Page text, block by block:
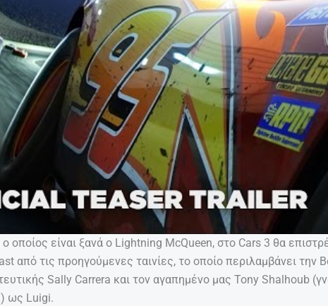
οποίος είναι ξανά ο Lightning McQueen, στο Cars 3 θα
από τις προηγούμενες ταινίες, το οποίο περιλαμβάνει την
Sally Carrera και τον αγαπημένο μας Tony Shalhoub
ως Luigi.